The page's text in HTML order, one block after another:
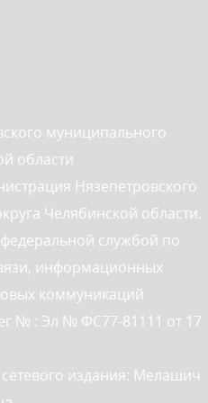
муниципального
области
Нязепетровского
Челябинской области.
службой по
информационных
коммуникаций
№ : Эл № ФС77-81111 от 17
издания: Мелашич